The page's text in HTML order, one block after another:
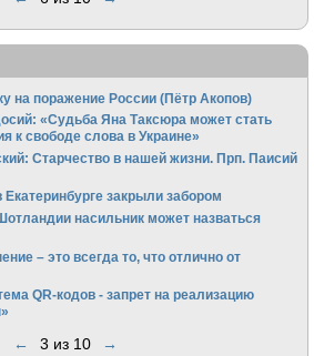
на поражение России (Пётр Акопов)
«Судьба Яна Таксюра может стать
к свободе слова в Украине»
Старчество в нашей жизни. Прп. Паисий
закрыли забором
насильник может назваться
– это всегда то, что отлично от
QR-кодов - запрет на реализацию
← 3 из 10 →